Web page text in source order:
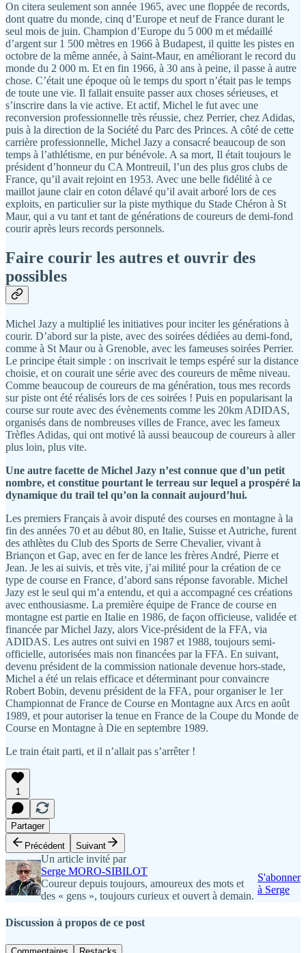
On citera seulement son année 1965, avec une floppée de records,
dont quatre du monde, cinq d’Europe et neuf de France durant le
seul mois de juin. Champion d’Europe du 5 000 m et médaillé
d’argent sur 1 500 mètres en 1966 à Budapest, il quitte les pistes en
octobre de la même année, à Saint-Maur, en améliorant le record du
monde du 2 000 m. Et en fin 1966, à 30 ans à peine, il passe à autre
chose. C’était une époque où le temps du sport n’était pas le temps
de toute une vie. Il fallait ensuite passer aux choses sérieuses, et
s’inscrire dans la vie active. Et actif, Michel le fut avec une
reconversion professionnelle très réussie, chez Perrier, chez Adidas,
puis à la direction de la Société du Parc des Princes. A côté de cette
carrière professionnelle, Michel Jazy a consacré beaucoup de son
temps à l’athlétisme, en pur bénévole. A sa mort, Il était toujours le
président d’honneur du CA Montreuil, l’un des plus gros clubs de
France, qu’il avait rejoint en 1953. Avec une belle fidélité à ce
maillot jaune clair en coton délavé qu’il avait arboré lors de ces
exploits, en particulier sur la piste mythique du Stade Chéron à St
Maur, qui a vu tant et tant de générations de coureurs de demi-fond
courir après leurs records personnels.
Faire courir les autres et ouvrir des
possibles
Michel Jazy a multiplié les initiatives pour inciter les générations à
courir. D’abord sur la piste, avec des soirées dédiées au demi-fond,
comme à St Maur ou à Grenoble, avec les fameuses soirées Perrier.
Le principe était simple : on inscrivait le temps espéré sur la distance
choisie, et on courait une série avec des coureurs de même niveau.
Comme beaucoup de coureurs de ma génération, tous mes records
sur piste ont été réalisés lors de ces soirées ! Puis en popularisant la
course sur route avec des évènements comme les 20km ADIDAS,
organisés dans de nombreuses villes de France, avec les fameux
Trèfles Adidas, qui ont motivé là aussi beaucoup de coureurs à aller
plus loin, plus vite.
Une autre facette de Michel Jazy n’est connue que d’un petit
nombre, et constitue pourtant le terreau sur lequel a prospéré la
dynamique du trail tel qu’on la connait aujourd’hui.
Les premiers Français à avoir disputé des courses en montagne à la
fin des années 70 et au début 80, en Italie, Suisse et Autriche, furent
des athlètes du Club des Sports de Serre Chevalier, vivant à
Briançon et Gap, avec en fer de lance les frères André, Pierre et
Jean. Je les ai suivis, et très vite, j’ai milité pour la création de ce
type de course en France, d’abord sans réponse favorable. Michel
Jazy est le seul qui m’a entendu, et qui a accompagné ces créations
avec enthousiasme. La première équipe de France de course en
montagne est partie en Italie en 1986, de façon officieuse, validée et
financée par Michel Jazy, alors Vice-président de la FFA, via
ADIDAS. Les autres ont suivi en 1987 et 1988, toujours semi-
officielle, autorisées mais non financées par la FFA. En suivant,
devenu président de la commission nationale devenue hors-stade,
Michel a été un relais efficace et déterminant pour convaincre
Robert Bobin, devenu président de la FFA, pour organiser le 1er
Championnat de France de Course en Montagne aux Arcs en août
1989, et pour autoriser la tenue en France de la Coupe du Monde de
Course en Montagne à Die en septembre 1989.
Le train était parti, et il n’allait pas s’arrêter !
1
Partager
Précédent
Suivant
Un article invité par
Serge MORO-SIBILOT
Coureur depuis toujours, amoureux des mots et
des « gens », toujours curieux et ouvert à demain.
S'abonner
à Serge
Discussion à propos de ce post
Commentaires Restacks